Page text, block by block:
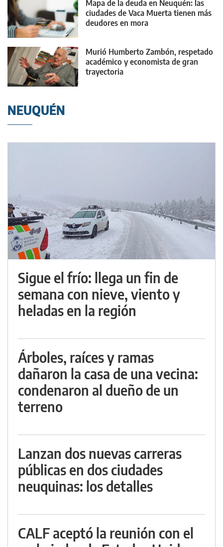
Mapa de la deuda en Neuquén: las
ciudades de Vaca Muerta tienen más
deudores en mora
Murió Humberto Zambón, respetado
académico y economista de gran
trayectoria
NEUQUÉN
Sigue el frío: llega un fin de
semana con nieve, viento y
heladas en la región
Árboles, raíces y ramas
dañaron la casa de una vecina:
condenaron al dueño de un
terreno
Lanzan dos nuevas carreras
públicas en dos ciudades
neuquinas: los detalles
CALF aceptó la reunión con el